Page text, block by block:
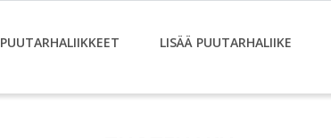
PUUTARHALIIKKEET LISÄÄ PUUTARHALIIKE